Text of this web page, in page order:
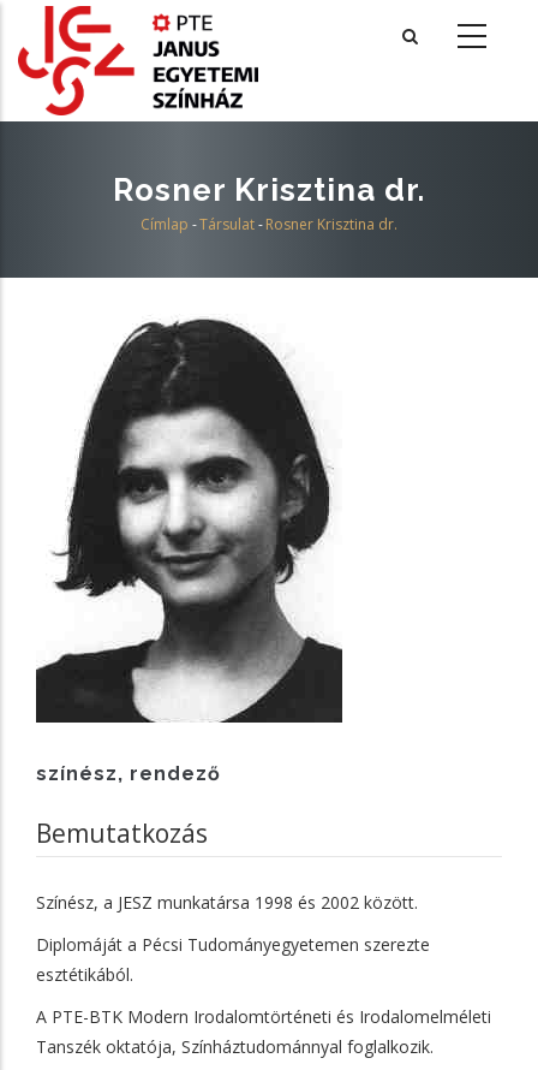
tartalomra
Rosner Krisztina dr.
Címlap -Társulat-Rosner Krisztina dr.
színész, rendező
Bemutatkozás
Színész, a JESZ munkatársa 1998 és 2002 között.
Diplomáját a Pécsi Tudományegyetemen szerezte
esztétikából.
A PTE-BTK Modern Irodalomtörténeti és Irodalomelméleti
Tanszék oktatója, Színháztudománnyal foglalkozik.